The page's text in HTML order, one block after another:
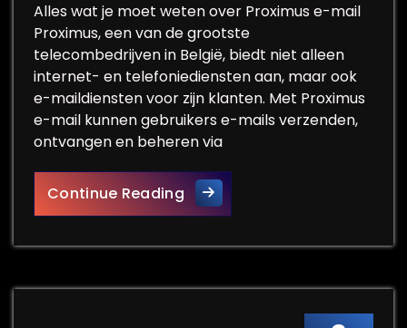
Alles wat je moet weten over Proximus e-mail
Proximus, een van de grootste
telecombedrijven in België, biedt niet alleen
internet- en telefoniediensten aan, maar ook
e-maildiensten voor zijn klanten. Met Proximus
e-mail kunnen gebruikers e-mails verzenden,
ontvangen en beheren via
Continue ReadingAlles over Proximus e-mail: